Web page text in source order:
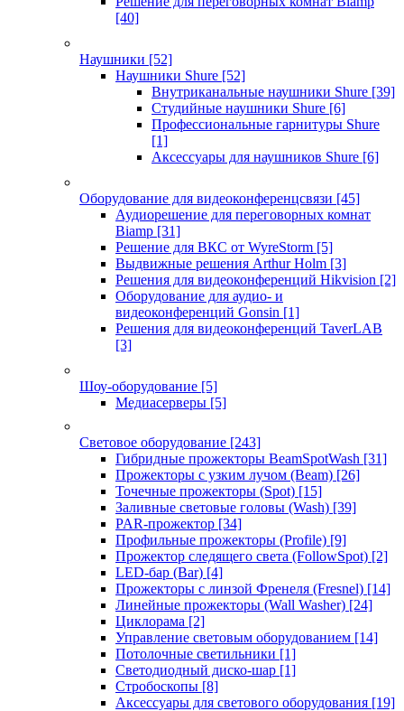
[40]
Наушники [52]
Наушники Shure [52]
Внутриканальные наушники Shure [39]
Студийные наушники Shure [6]
Профессиональные гарнитуры Shure
[1]
Аксессуары для наушников Shure [6]
Оборудование для видеоконференцсвязи [45]
Аудиорешение для переговорных комнат
Biamp [31]
Решение для ВКС от WyreStorm [5]
Выдвижные решения Arthur Holm [3]
Решения для видеоконференций Hikvision [2]
Оборудование для аудио- и
видеоконференций Gonsin [1]
Решения для видеоконференций TaverLAB
[3]
Шоу-оборудование [5]
Медиасерверы [5]
Световое оборудование [243]
Гибридные прожекторы BeamSpotWash [31]
Прожекторы с узким лучом (Beam) [26]
Точечные прожекторы (Spot) [15]
Заливные световые головы (Wash) [39]
PAR-прожектор [34]
Профильные прожекторы (Profile) [9]
Прожектор следящего света (FollowSpot) [2]
LED-бар (Bar) [4]
Прожекторы с линзой Френеля (Fresnel) [14]
Линейные прожекторы (Wall Washer) [24]
Циклорама [2]
Управление световым оборудованием [14]
Потолочные светильники [1]
Светодиодный диско-шар [1]
Стробоскопы [8]
Аксессуары для светового оборудования [19]